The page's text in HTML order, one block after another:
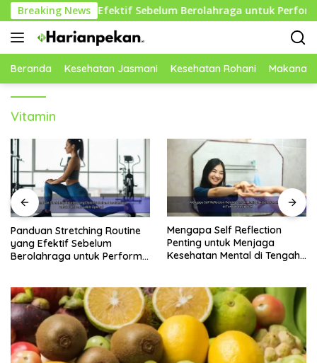
Langsung
ke
konten
Breaking News
yang Efektif Sebelum Berolahraga untuk Performa
Beranda Kesehatan Jasmani Kesehatan Rohani Makanan
Vitamin
Mengapa Self Reflection
Penting untuk Menjaga
Kesehatan Mental di Tengah
Rekomendasi Makanan
Rendah Gula yang Baik untuk
Menjaga Energi dan